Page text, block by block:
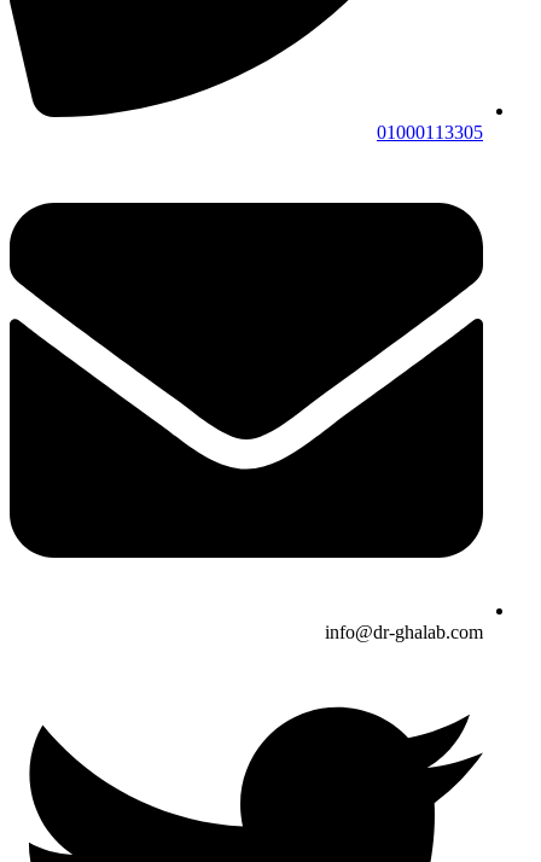
01000113305
info@dr-ghalab.com